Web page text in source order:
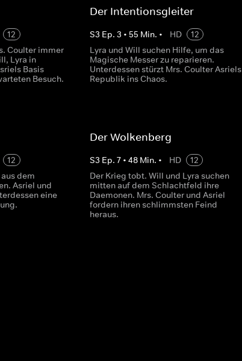
12
Coulter immer
Lyra in
Basis
Besuch.
Der Intentionsgleiter
S3 Ep. 3 • 55 Min. • HD
12
Lyra und Will suchen Hilfe, um das
Magische Messer zu reparieren.
Unterdessen stürzt Mrs. Coulter Asriels
Republik ins Chaos.
12
dem
Asriel und
eine
Der Wolkenberg
S3 Ep. 7• 48Min. • HD
12
Der Krieg tobt. Will und Lyra suchen
mitten auf dem Schlachtfeld ihre
Daemonen. Mrs. Coulter und Asriel
fordern ihren schlimmsten Feind
heraus.